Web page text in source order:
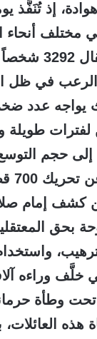
إذ تُنَفَّذ
مختلف
القضائية
الرعب في ظل
يواجه عدد
لفترات طويلة
إلى حجم
كشف إمام
بحق
وراءه
وطأة
هذه